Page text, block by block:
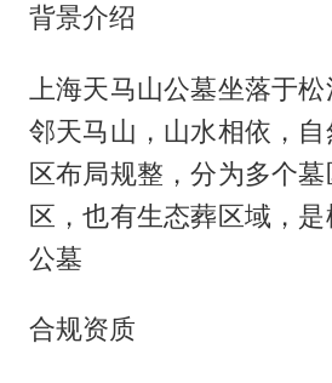
背景介绍
上海天马山公墓坐落于
邻天马山，山水相依，
区布局规整，分为多个
区，也有生态葬区域，
公墓
合规资质